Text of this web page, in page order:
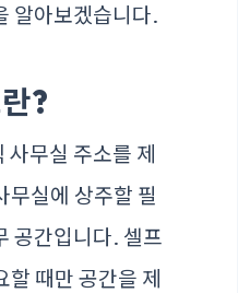
알아보겠습니다.
?
사무실 주소를 제
무실에 상주할 필
공간입니다. 셀프
때만 공간을 제